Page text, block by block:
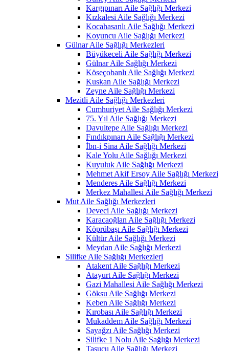
Kargıpınarı Aile Sağlığı Merkezi
Kızkalesi Aile Sağlığı Merkezi
Kocahasanlı Aile Sağlığı Merkezi
Koyuncu Aile Sağlığı Merkezi
Gülnar Aile Sağlığı Merkezleri
Büyükeceli Aile Sağlığı Merkezi
Gülnar Aile Sağlığı Merkezi
Köseçobanlı Aile Sağlığı Merkezi
Kuskan Aile Sağlığı Merkezi
Zeyne Aile Sağlığı Merkezi
Mezitli Aile Sağlığı Merkezleri
Cumhuriyet Aile Sağlığı Merkezi
75. Yıl Aile Sağlığı Merkezi
Davultepe Aile Sağlığı Merkezi
Fındıkpınarı Aile Sağlığı Merkezi
İbn-i Sina Aile Sağlığı Merkezi
Kale Yolu Aile Sağlığı Merkezi
Kuyuluk Aile Sağlığı Merkezi
Mehmet Akif Ersoy Aile Sağlığı Merkezi
Menderes Aile Sağlığı Merkezi
Merkez Mahallesi Aile Sağlığı Merkezi
Mut Aile Sağlığı Merkezleri
Deveci Aile Sağlığı Merkezi
Karacaoğlan Aile Sağlığı Merkezi
Köprübaşı Aile Sağlığı Merkezi
Kültür Aile Sağlığı Merkezi
Meydan Aile Sağlığı Merkezi
Silifke Aile Sağlığı Merkezleri
Atakent Aile Sağlığı Merkezi
Atayurt Aile Sağlığı Merkezi
Gazi Mahallesi Aile Sağlığı Merkezi
Göksu Aile Sağlığı Merkezi
Keben Aile Sağlığı Merkezi
Kırobası Aile Sağlığı Merkezi
Mukaddem Aile Sağlığı Merkezi
Sayağzı Aile Sağlığı Merkezi
Silifke 1 Nolu Aile Sağlığı Merkezi
Taşucu Aile Sağlığı Merkezi